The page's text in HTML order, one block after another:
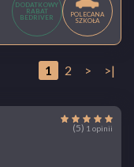
DODATKOWY
RABAT
BEDRIVER
POLECANA
SZKOŁA
1 2 > >|
(5) 1 opinii